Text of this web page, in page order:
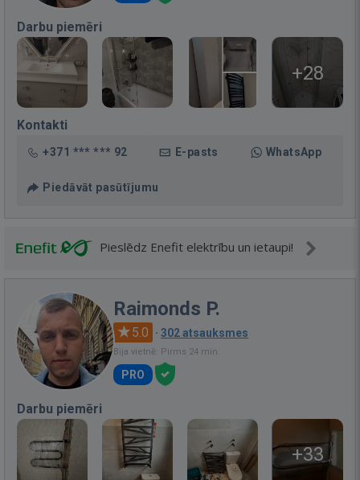
Darbu piemēri
+28
Kontakti
+371 *** *** 92 E-pasts WhatsApp
Piedāvāt pasūtījumu
Pieslēdz Enefit elektrību un ietaupi!
Raimonds P.
5.0 · 302 atsauksmes
Bija vietnē: Pirms 24 min.
PRO
Darbu piemēri
+33